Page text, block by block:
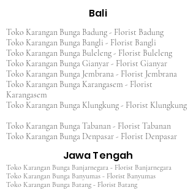
Bali
Toko Karangan Bunga Badung - Florist Badung
Toko Karangan Bunga Bangli - Florist Bangli
Toko Karangan Bunga Buleleng - Florist Buleleng
Toko Karangan Bunga Gianyar - Florist Gianyar
Toko Karangan Bunga Jembrana - Florist Jembrana
Toko Karangan Bunga Karangasem - Florist
Karangasem
Toko Karangan Bunga Klungkung - Florist Klungkung
Toko Karangan Bunga Tabanan - Florist Tabanan
Toko Karangan Bunga Denpasar - Florist Denpasar
Jawa Tengah
Toko Karangan Bunga Banjarnegara - Florist Banjarnegara
Toko Karangan Bunga Banyumas - Florist Banyumas
Toko Karangan Bunga Batang - Florist Batang